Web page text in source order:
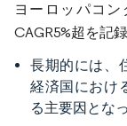
ヨーロッパコ
CAGR5%超を記
長期的には、
経済国におけ
る主要因とな